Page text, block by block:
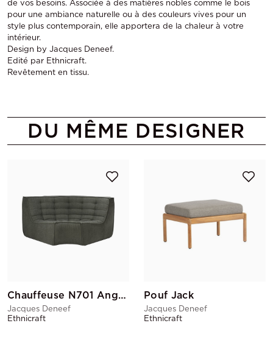
de vos besoins. Associée à des matières nobles comme le bois
pour une ambiance naturelle ou à des couleurs vives pour un
style plus contemporain, elle apportera de la chaleur à votre
intérieur.
Design by Jacques Deneef.
Edité par Ethnicraft.
Revêtement en tissu.
DU MÊME DESIGNER
Chauffeuse N701 Angle Arrondi Gris foncé
Jacques Deneef
Ethnicraft
Pouf Jack
Jacques Deneef
Ethnicraft